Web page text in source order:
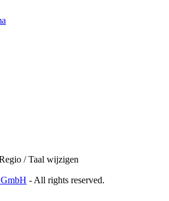
/ Taal wijzigen
- All rights reserved.